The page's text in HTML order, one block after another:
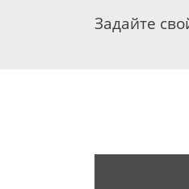
Задайте